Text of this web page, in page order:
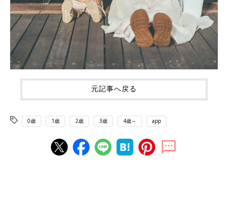
元記事へ戻る
0歳 1歳 2歳 3歳 4歳～ app